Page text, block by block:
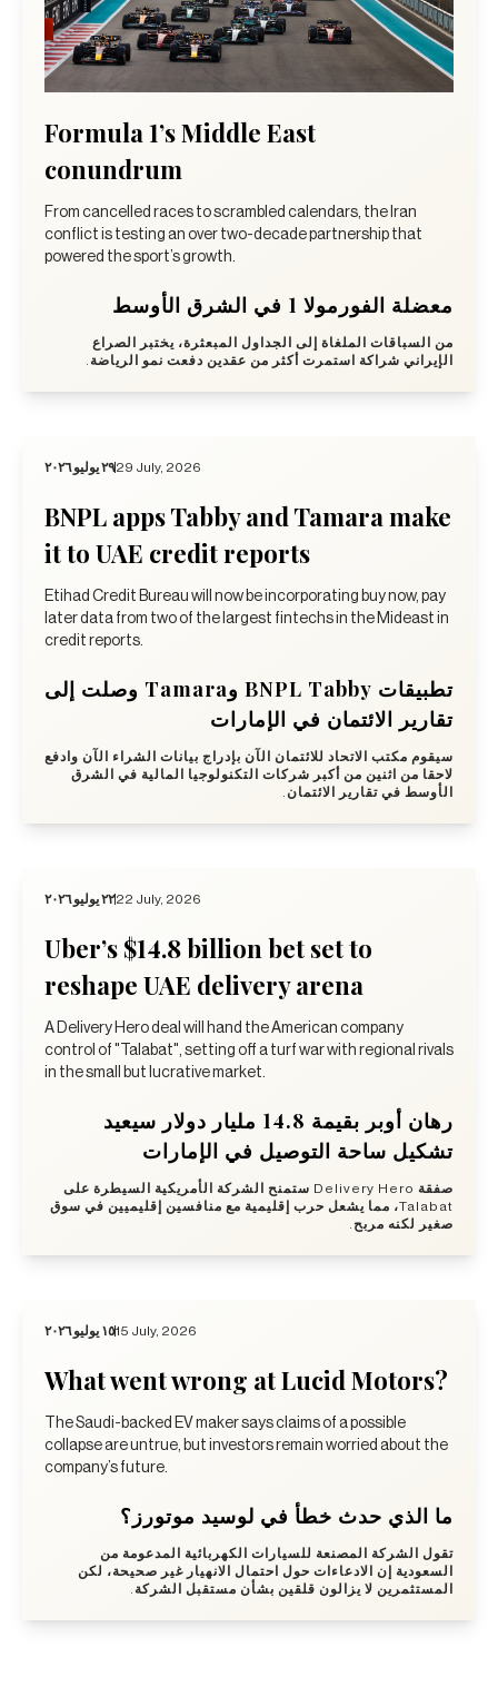
Formula 1’s Middle East
conundrum
From cancelled races to scrambled calendars, the Iran
conflict is testing an over two-decade partnership that
powered the sport’s growth.
معضلة الفورمولا 1 في الشرق الأوسط
من السباقات الملغاة إلى الجداول المبعثرة، يختبر الصراع
الإيراني شراكة استمرت أكثر من عقدين دفعت نمو الرياضة.
٢٩ يوليو ٢٠٢٦29 July, 2026
BNPL apps Tabby and Tamara make
it to UAE credit reports
Etihad Credit Bureau will now be incorporating buy now, pay
later data from two of the largest fintechs in the Mideast in
credit reports.
تطبيقات BNPL Tabby وTamara وصلت إلى
تقارير الائتمان في الإمارات
سيقوم مكتب الاتحاد للائتمان الآن بإدراج بيانات الشراء الآن وادفع
لاحقا من اثنين من أكبر شركات التكنولوجيا المالية في الشرق
الأوسط في تقارير الائتمان.
٢٢ يوليو ٢٠٢٦22 July, 2026
Uber’s $14.8 billion bet set to
reshape UAE delivery arena
A Delivery Hero deal will hand the American company
control of "Talabat", setting off a turf war with regional rivals
in the small but lucrative market.
رهان أوبر بقيمة 14.8 مليار دولار سيعيد
تشكيل ساحة التوصيل في الإمارات
صفقة Delivery Hero ستمنح الشركة الأمريكية السيطرة على
Talabat، مما يشعل حرب إقليمية مع منافسين إقليميين في سوق
صغير لكنه مربح.
١٥ يوليو ٢٠٢٦15 July, 2026
What went wrong at Lucid Motors?
The Saudi-backed EV maker says claims of a possible
collapse are untrue, but investors remain worried about the
company’s future.
ما الذي حدث خطأ في لوسيد موتورز؟
تقول الشركة المصنعة للسيارات الكهربائية المدعومة من
السعودية إن الادعاءات حول احتمال الانهيار غير صحيحة، لكن
المستثمرين لا يزالون قلقين بشأن مستقبل الشركة.